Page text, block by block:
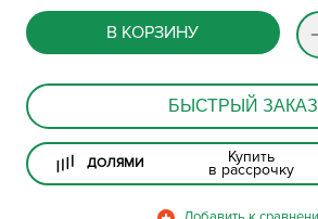
В КОРЗИНУ
БЫСТРЫЙ ЗАКАЗ
ДОЛЯМИ Купить
в рассрочку